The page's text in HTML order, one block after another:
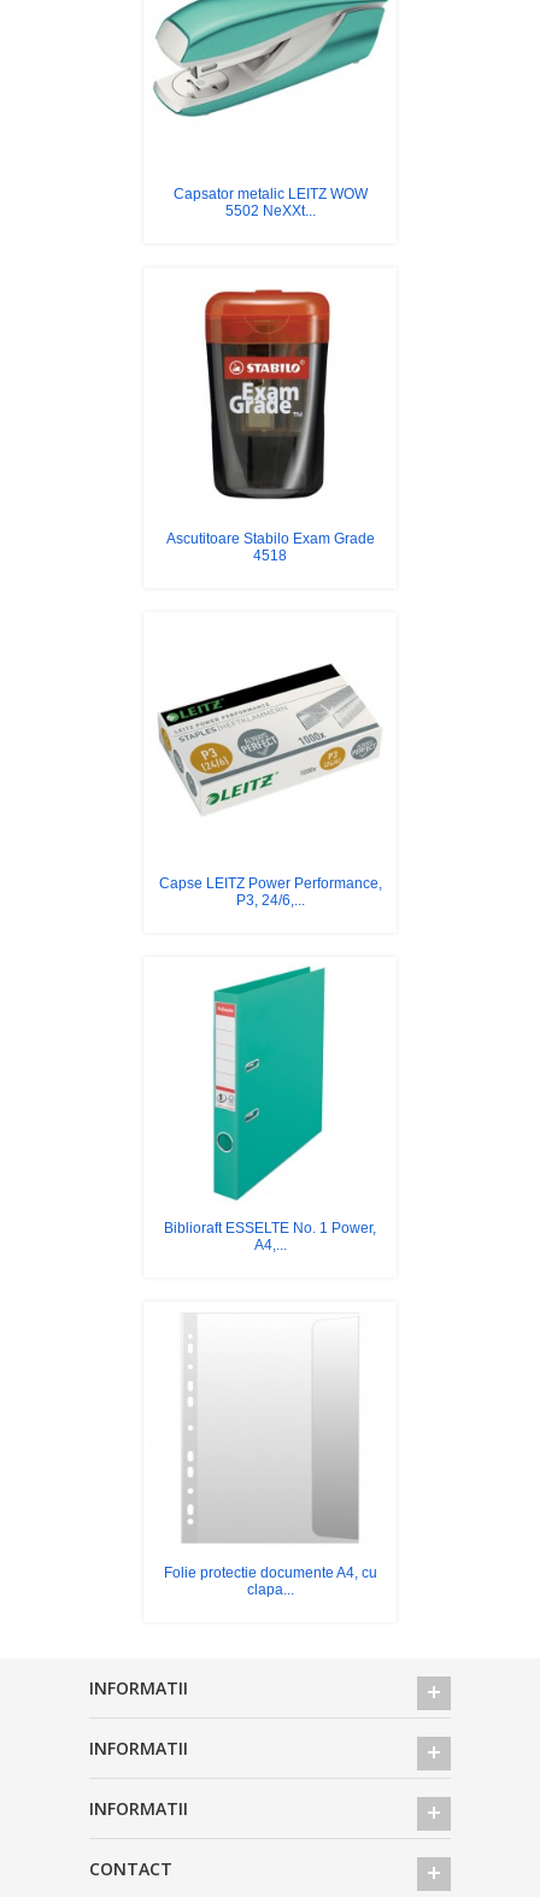
Capsator metalic LEITZ WOW
5502 NeXXt...
Ascutitoare Stabilo Exam Grade
4518
Capse LEITZ Power Performance,
P3, 24/6,...
Biblioraft ESSELTE No. 1 Power,
A4,...
Folie protectie documente A4, cu
clapa...
INFORMATII
INFORMATII
INFORMATII
CONTACT